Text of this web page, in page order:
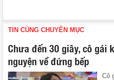
TIN CÙNG CHUYÊN MỤC
Chưa đến 30 giây, cô gái
nguyện về đứng bếp
Cô